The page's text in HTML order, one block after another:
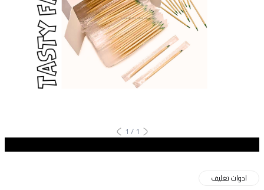
1
/
1
ادوات تغليف